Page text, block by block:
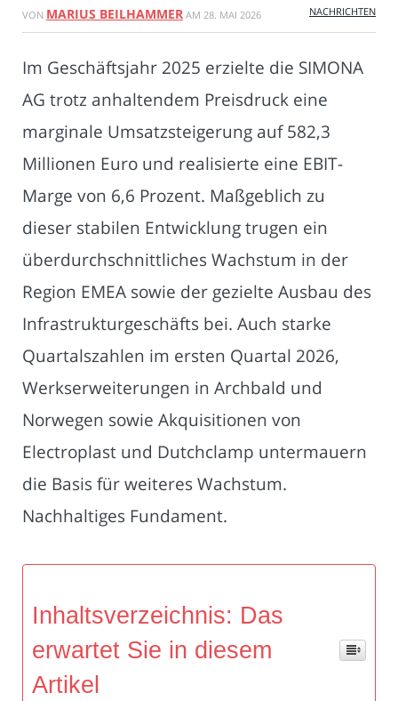
VON MARIUS BEILHAMMER AM 28. MAI 2026 NACHRICHTEN
Im Geschäftsjahr 2025 erzielte die SIMONA
AG trotz anhaltendem Preisdruck eine
marginale Umsatzsteigerung auf 582,3
Millionen Euro und realisierte eine EBIT-
Marge von 6,6 Prozent. Maßgeblich zu
dieser stabilen Entwicklung trugen ein
überdurchschnittliches Wachstum in der
Region EMEA sowie der gezielte Ausbau des
Infrastrukturgeschäfts bei. Auch starke
Quartalszahlen im ersten Quartal 2026,
Werkserweiterungen in Archbald und
Norwegen sowie Akquisitionen von
Electroplast und Dutchclamp untermauern
die Basis für weiteres Wachstum.
Nachhaltiges Fundament.
Inhaltsverzeichnis: Das
erwartet Sie in diesem
Artikel